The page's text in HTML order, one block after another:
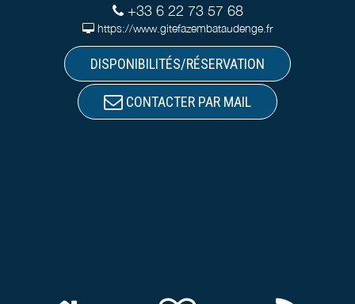
+33 6 22 73 57 68
https://www.gitefazembataudenge.fr
DISPONIBILITÉS/RÉSERVATION
CONTACTER PAR MAIL